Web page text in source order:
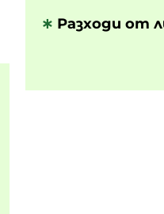
∗ Разходи от